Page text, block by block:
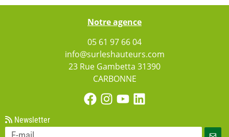
Notre agence
05 61 97 66 04
info@surleshauteurs.com
23 Rue Gambetta 31390
CARBONNE
Newsletter